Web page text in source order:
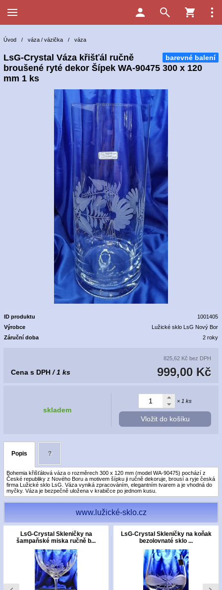
Úvod / váza / vázička / váza
barevné balení
LsG-Crystal Váza křišťál ručně
broušené ryté dekor Šípek WA-90475 300 x 120
mm 1 ks
ID produktu
1001405
Výrobce
Lužické sklo LsG Nový Bor
Záruční doba
2 roky
825,62 Kč bez DPH
999,00 Kč
Cena s DPH / 1 ks
skladem
× 1 ks
Vložit do košíku
Popis ?
Bohemia křišťálová váza o rozměrech 300 x 120 mm (model WA-90475) pochází z
České republiky z Nového Boru a motivem šípku ji ručně dekoruje, brousí a ryje česká
firma Lužické sklo LsG. Váza vyniká zpracováním, elegantním tvarem a je vhodná do
myčky. Váza je bezpečně uložena v krabičce po jednom kusu.
www.lužické-sklo.cz
LsG-Crystal Skleničky na
šampaňské miska ručně b...
LsG-Crystal Skleničky na koňak
bezolovnaté sklo ...